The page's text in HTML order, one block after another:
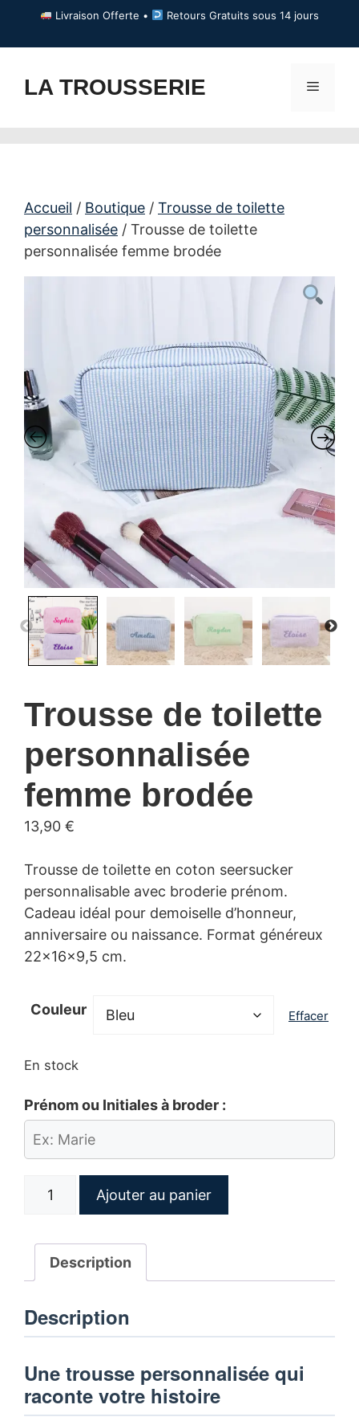
Livraison Offerte • Retours Gratuits sous 14 jours
LA TROUSSERIE Menu
Accueil / Boutique / Trousse de toilette
personnalisée / Trousse de toilette
personnalisée femme brodée
Trousse de toilette
personnalisée
femme brodée
13,90 €
Trousse de toilette en coton seersucker
personnalisable avec broderie prénom.
Cadeau idéal pour demoiselle d’honneur,
anniversaire ou naissance. Format généreux
22x16x9,5 cm.
Couleur Effacer
En stock
Prénom ou Initiales à broder :
quantité
de
toilette
femme
brodée
Ajouter au panier
Description
Description
Une trousse personnalisée qui
raconte votre histoire